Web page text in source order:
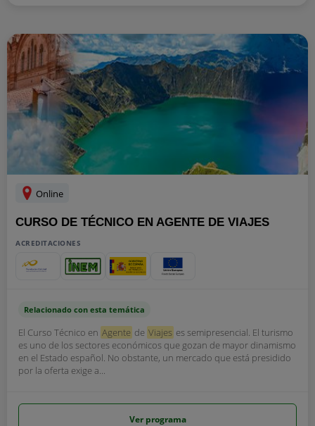
Online
CURSO DE TÉCNICO EN AGENTE DE VIAJES
ACREDITACIONES
Relacionado con esta temática
El Curso Técnico en Agente de Viajes es semipresencial. El turismo
es uno de los sectores económicos que gozan de mayor dinamismo
en el Estado español. No obstante, un mercado que está presidido
por la oferta exige a...
Ver programa